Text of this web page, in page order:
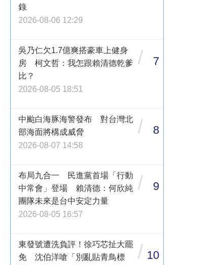
錄
2026-08-06 12:29
吳乃仁欠1.7億爽搭豪車上健身
房 柯文哲：我怎跟賴清德乾爹
比？
2026-08-05 18:51
/ 7
中颱白海豚海警發布 對台灣北
部海面將構成威脅
2026-08-07 14:58
/ 8
布局九合一 民進黨首場「行動
中常會」登場 賴清德：何欣純
團隊未來是台中安定力量
2026-08-05 16:57
/ 9
東發號遭洗負評！徐巧芯扯大罷
免 沈伯洋嗆「別亂貼青鳥標
/ 10